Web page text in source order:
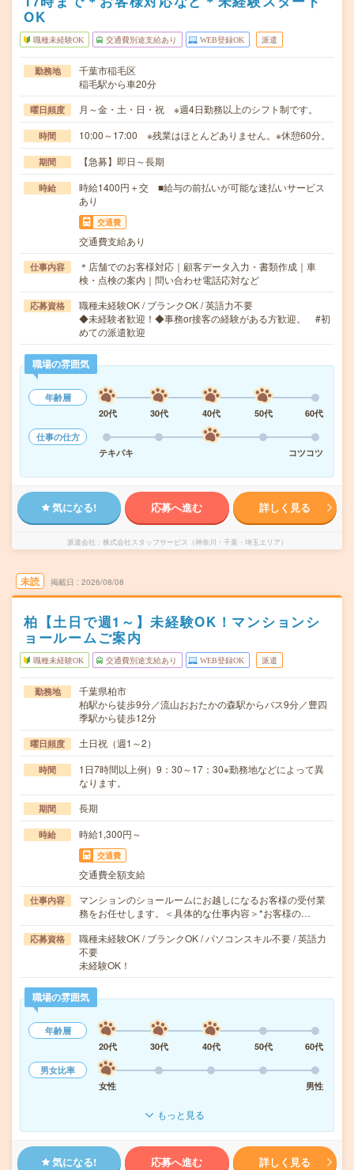
OK
職種未経験OK 交通費別途支給あり WEB登録OK 派遣
勤務地
千葉市稲毛区
稲毛駅から車20分
曜日頻度 月～金・土・日・祝 ※週4日勤務以上のシフト制です。
時間 10:00～17:00 ※残業はほとんどありません。※休憩60分。
期間 【急募】即日～長期
時給
時給1400円＋交 ■給与の前払いが可能な速払いサービス
あり
交通費
交通費支給あり
仕事内容
＊店舗でのお客様対応｜顧客データ入力・書類作成｜車
検・点検の案内｜問い合わせ電話応対など
応募資格
職種未経験OK / ブランクOK / 英語力不要
◆未経験者歓迎！◆事務or接客の経験がある方歓迎。 #初
めての派遣歓迎
職場の雰囲気
年齢層
20代
30代 40代 50代
60代
仕事の仕方
テキパキ
コツコツ
気になる! 応募へ進む 詳しく見る
派遣会社 株式会社スタッフサービス（神奈川・千葉・埼玉エリア）
未読 掲載日 2026/08/08
柏【土日で週1～】未経験OK！マンションシ
ョールームご案内
職種未経験OK 交通費別途支給あり WEB登録OK 派遣
勤務地
千葉県柏市
柏駅から徒歩9分／流山おおたかの森駅からバス9分／豊四
季駅から徒歩12分
曜日頻度 土日祝（週1～2）
時間
1日7時間以上例）9：30～17：30※勤務地などによって異
なります。
期間 長期
時給 時給1,300円～
交通費
交通費全額支給
仕事内容
マンションのショールームにお越しになるお客様の受付業
務をお任せします。＜具体的な仕事内容＞*お客様の…
応募資格
職種未経験OK / ブランクOK / パソコンスキル不要 / 英語力
不要
未経験OK！
職場の雰囲気
年齢層
20代
30代 40代 50代
60代
男女比率
女性
男性
もっと見る
気になる! 応募へ進む 詳しく見る